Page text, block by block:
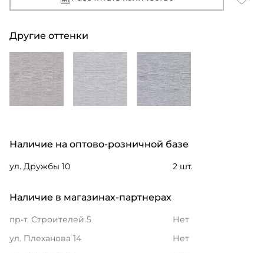
Другие оттенки
Наличие на оптово-розничной базе
ул. Дружбы 10 2 шт.
Наличие в магазинах-партнерах
пр-т. Строителей 5
Нет
ул. Плеханова 14
Нет